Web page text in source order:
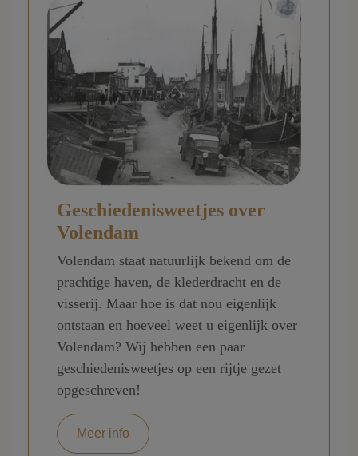
Geschiedenisweetjes over
Volendam
Volendam staat natuurlijk bekend om de
prachtige haven, de klederdracht en de
visserij. Maar hoe is dat nou eigenlijk
ontstaan en hoeveel weet u eigenlijk over
Volendam? Wij hebben een paar
geschiedenisweetjes op een rijtje gezet
opgeschreven!
Meer info